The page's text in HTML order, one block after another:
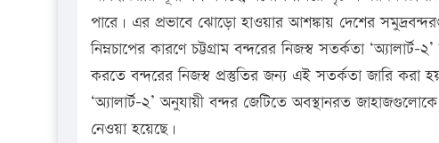
পারে। এর প্রভাবে ঝোড়ো হাওয়ার আশঙ্কায় দেশের
নিম্নচাপের কারণে চট্টগ্রাম বন্দরের নিজস্ব সতর্কতা
করতে বন্দরের নিজস্ব প্রস্তুতির জন্য এই সতর্কতা জারি
‘অ্যালার্ট-২’ অনুযায়ী বন্দর জেটিতে অবস্থানরত জাহাজগুলোকে
নেওয়া হয়েছে।